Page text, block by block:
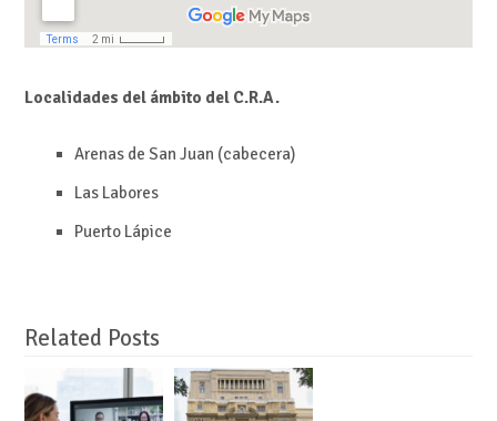
Localidades del ámbito del C.R.A.
Arenas de San Juan (cabecera)
Las Labores
Puerto Lápice
Related Posts